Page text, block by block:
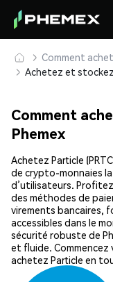
Comment
Comment
Phemex
Achetez Particle
de crypto-monnaies
d’utilisateurs.
des méthodes de
virements bancaires,
accessibles dans le
sécurité robuste de
et fluide.
achetez Particle en